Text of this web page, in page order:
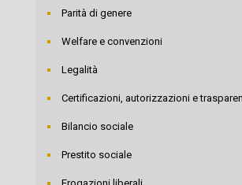
Parità di genere
Welfare e convenzioni
Legalità
Certificazioni, autorizzazioni e
Bilancio sociale
Prestito sociale